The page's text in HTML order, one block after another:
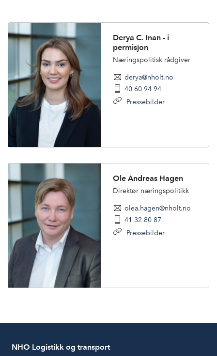
Derya C. Inan - i
permisjon
Næringspolitisk rådgiver
derya@nholt.no
40 60 94 94
Pressebilder
Ole Andreas Hagen
Direktør næringspolitikk
olea.hagen@nholt.no
41 32 80 87
Pressebilder
NHO Logistikk og transport